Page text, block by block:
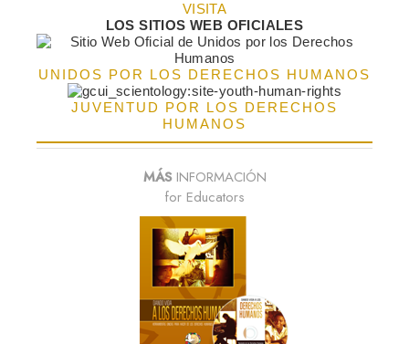
VISITA
LOS SITIOS WEB OFICIALES
UNIDOS POR LOS DERECHOS HUMANOS
JUVENTUD POR LOS DERECHOS
HUMANOS
MÁSINFORMACIÓN
for Educators